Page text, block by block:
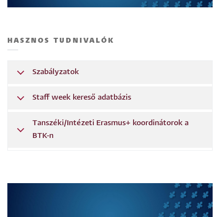
HASZNOS TUDNIVALÓK
Szabályzatok
Staff week kereső adatbázis
Tanszéki/Intézeti Erasmus+ koordinátorok a
BTK-n